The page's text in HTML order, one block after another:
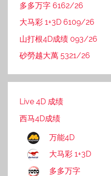
多多万字 6162/26
大马彩 1+3D 6109/26
山打根4D成绩 093/26
砂勞越大萬 5321/26
Live 4D 成绩
西马4D成绩
万能4D
大马彩 1+3D
多多万字